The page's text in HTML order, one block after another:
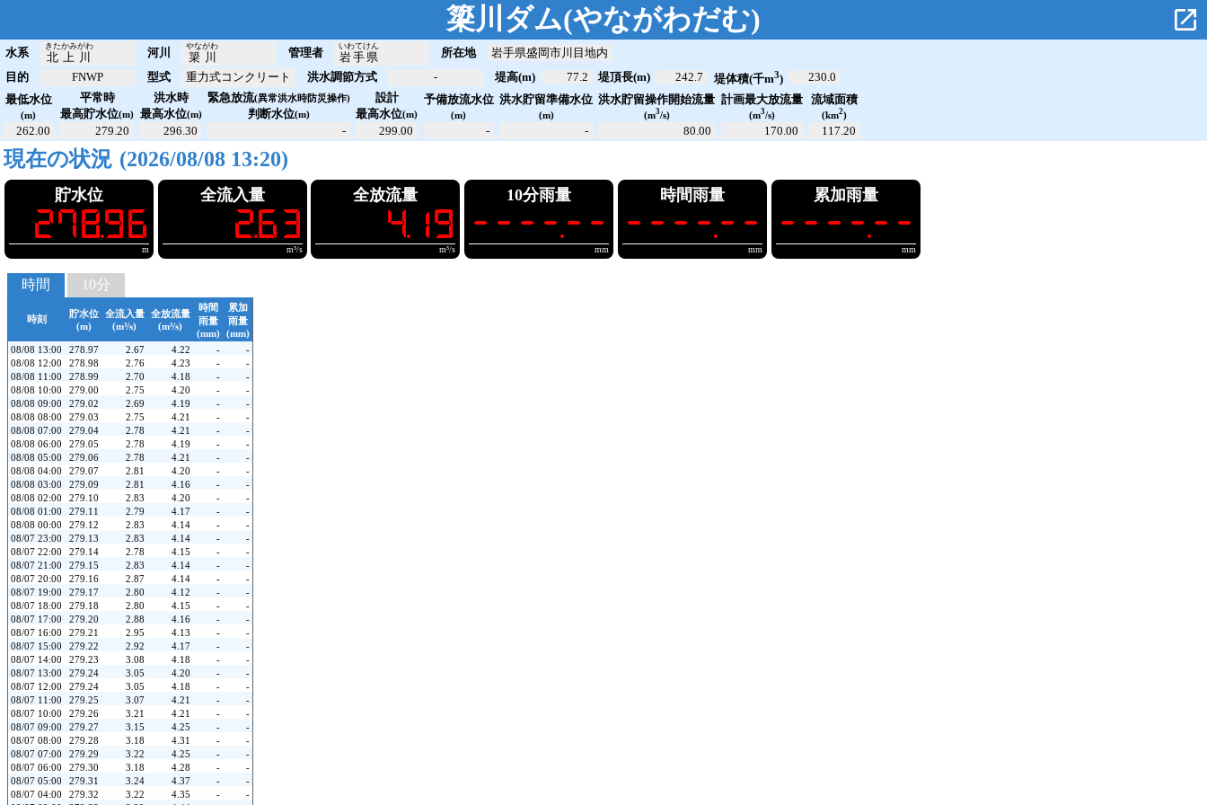
簗川ダム(やながわだむ) open_in_new
水系 北上川
きたかみがわ
河川 簗川
やながわ
管理者 岩手県
いわてけん
所在地
岩手県盛岡市川目地内
目的
FNWP 型式 重力式コンクリート 洪水調節方式 - 堤高(m) 77.2 堤頂長(m) 242.7 堤体積(千m3)
230.0
最低水位
(m)
262.00
平常時
最高貯水位(m)
279.20
洪水時
最高水位(m)
296.30
緊急放流(異常洪水時防災操作)
判断水位(m)
-
設計
最高水位(m)
299.00
予備放流水位
(m)
-
洪水貯留準備水位
(m)
-
洪水貯留操作開始流量
(m3/s)
80.00
計画最大放流量
(m3/s)
170.00
流域面積
(km2)
117.20
現在の状況 (ダム観測値取得中)
貯水位
!278.96
m
全流入量
!!!2.63
m³/s
全放流量
!!!4.19
m³/s
10分雨量
----.--
mm
時間雨量
----.--
mm
累加雨量
----.--
mm
時間
時刻
貯水位
(m)
全流入量
(m³/s)
全放流量
(m³/s)
時間
雨量
(mm)
累加
雨量
(mm)
08/08 13:00
278.97 2.67 4.22 -
-
08/08 12:00
278.98 2.76 4.23 -
-
08/08 11:00
278.99 2.70 4.18 -
-
08/08 10:00
279.00 2.75 4.20 -
-
08/08 09:00
279.02 2.69 4.19 -
-
08/08 08:00
279.03 2.75 4.21 -
-
08/08 07:00
279.04 2.78 4.21 -
-
08/08 06:00
279.05 2.78 4.19 -
-
08/08 05:00
279.06 2.78 4.21 -
-
08/08 04:00
279.07 2.81 4.20 -
-
08/08 03:00
279.09 2.81 4.16 -
-
08/08 02:00
279.10 2.83 4.20 -
-
08/08 01:00
279.11 2.79 4.17 -
-
08/08 00:00
279.12 2.83 4.14 -
-
08/07 23:00
279.13 2.83 4.14 -
-
08/07 22:00
279.14 2.78 4.15 -
-
08/07 21:00
279.15 2.83 4.14 -
-
08/07 20:00
279.16 2.87 4.14 -
-
08/07 19:00
279.17 2.80 4.12 -
-
08/07 18:00
279.18 2.80 4.15 -
-
08/07 17:00
279.20 2.88 4.16 -
-
08/07 16:00
279.21 2.95 4.13 -
-
08/07 15:00
279.22 2.92 4.17 -
-
08/07 14:00
279.23 3.08 4.18 -
-
08/07 13:00
279.24 3.05 4.20 -
-
08/07 12:00
279.24 3.05 4.18 -
-
08/07 11:00
279.25 3.07 4.21 -
-
08/07 10:00
279.26 3.21 4.21 -
-
08/07 09:00
279.27 3.15 4.25 -
-
08/07 08:00
279.28 3.18 4.31 -
-
08/07 07:00
279.29 3.22 4.25 -
-
08/07 06:00
279.30 3.18 4.28 -
-
08/07 05:00
279.31 3.24 4.37 -
-
08/07 04:00
279.32 3.22 4.35 -
-
10分